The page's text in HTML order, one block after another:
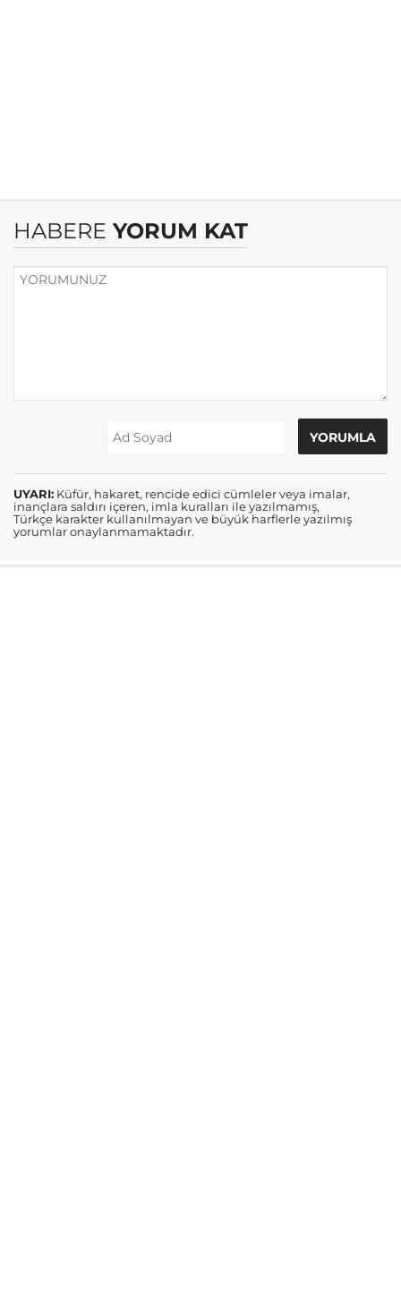
HABERE YORUM KAT
UYARI: Küfür, hakaret, rencide edici cümleler veya imalar,
inançlara saldırı içeren, imla kuralları ile yazılmamış,
Türkçe karakter kullanılmayan ve büyük harflerle yazılmış
yorumlar onaylanmamaktadır.